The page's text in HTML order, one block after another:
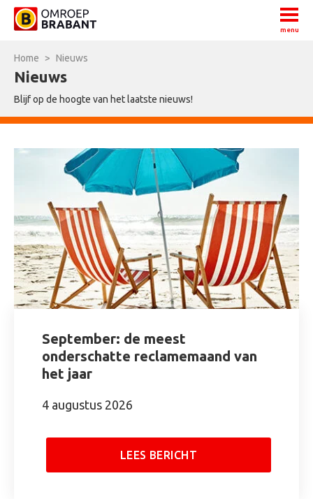
menu
Home > Nieuws
Nieuws
Blijf op de hoogte van het laatste nieuws!
September: de meest
onderschatte reclamemaand van
het jaar
4 augustus 2026
LEES BERICHT